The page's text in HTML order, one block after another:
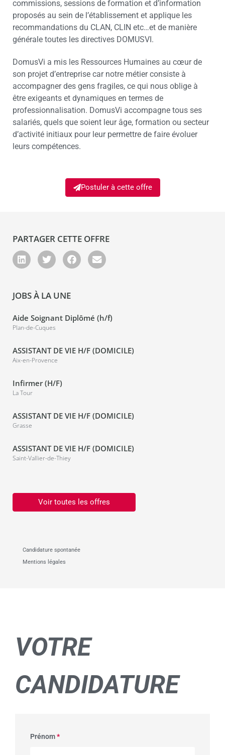
commissions, sessions de formation et d’information
proposés au sein de l’établissement et applique les
recommandations du CLAN, CLIN etc…et de manière
générale toutes les directives DOMUSVI.
DomusVi a mis les Ressources Humaines au cœur de
son projet d’entreprise car notre métier consiste à
accompagner des gens fragiles, ce qui nous oblige à
être exigeants et dynamiques en termes de
professionnalisation. DomusVi accompagne tous ses
salariés, quels que soient leur âge, formation ou secteur
d’activité initiaux pour leur permettre de faire évoluer
leurs compétences.
Postuler à cette offre
PARTAGER CETTE OFFRE
JOBS À LA UNE
Aide Soignant Diplômé (h/f)
Plan-de-Cuques
ASSISTANT DE VIE H/F (DOMICILE)
Aix-en-Provence
Infirmer (H/F)
La Tour
ASSISTANT DE VIE H/F (DOMICILE)
Grasse
ASSISTANT DE VIE H/F (DOMICILE)
Saint-Vallier-de-Thiey
Voir toutes les offres
Candidature spontanée
Mentions légales
VOTRE
CANDIDATURE
Prénom*